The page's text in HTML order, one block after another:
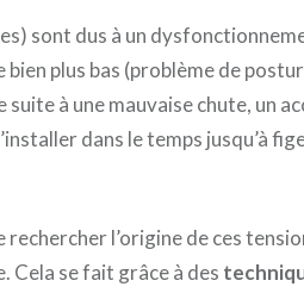
sont dus à un
plus bas (problème de
à une mauvaise chute, un
dans le temps jusqu’à
rechercher l’origine de ces
Cela se fait grâce à des